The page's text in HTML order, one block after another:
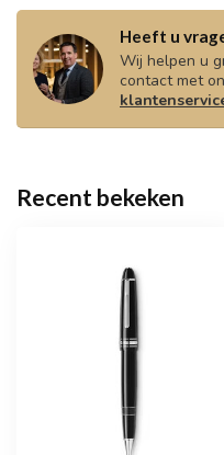
Heeft u
Wij helpen u
contact met
Recent bekeken